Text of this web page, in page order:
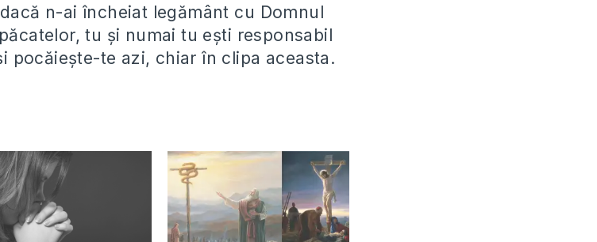
n-ai încheiat legământ cu Domnul
tu şi numai tu eşti responsabil
pocăieşte-te azi, chiar în clipa aceasta.